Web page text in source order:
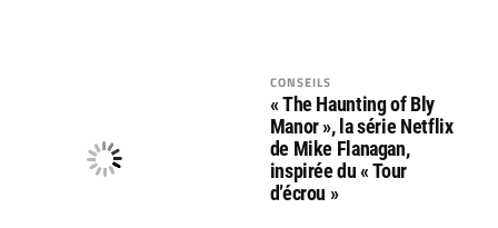
CONSEILS
« The Haunting of Bly
Manor », la série Netflix
de Mike Flanagan,
inspirée du « Tour
d’écrou »